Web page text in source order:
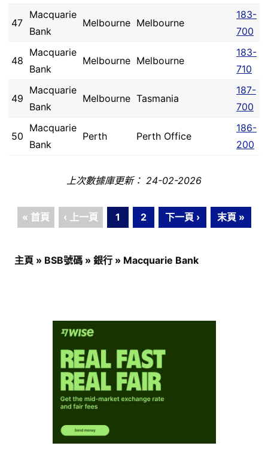
47
Macquarie
Bank
Melbourne Melbourne
183-
700
48
Macquarie
Bank
Melbourne Melbourne
183-
710
49
Macquarie
Bank
Melbourne Tasmania
187-
700
50
Macquarie
Bank
Perth Perth Office
186-
200
上次數據庫更新： 24-02-2026
« 首頁 ‹ 上一頁 1 2 下一頁 › 末頁 »
主頁 » BSB號碼 » 銀行 » Macquarie Bank